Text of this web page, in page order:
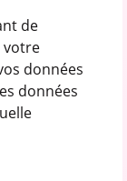
de
votre
données
données